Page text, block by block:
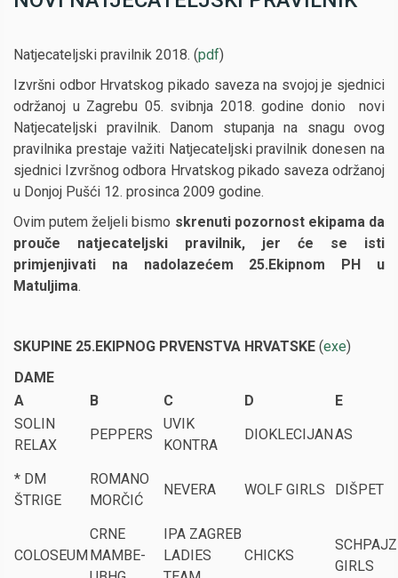
Natjecateljski pravilnik 2018. (pdf)
Izvršni odbor Hrvatskog pikado saveza na svojoj je sjednici
održanoj u Zagrebu 05. svibnja 2018. godine donio novi
Natjecateljski pravilnik. Danom stupanja na snagu ovog
pravilnika prestaje važiti Natjecateljski pravilnik donesen na
sjednici Izvršnog odbora Hrvatskog pikado saveza održanoj
u Donjoj Pušći 12. prosinca 2009 godine.
Ovim putem željeli bismo skrenuti pozornost ekipama da
prouče natjecateljski pravilnik, jer će se isti
primjenjivati na nadolazećem 25.Ekipnom PH u
Matuljima.
SKUPINE 25.EKIPNOG PRVENSTVA HRVATSKE (exe)
DAME
A
B C D
E
SOLIN
RELAX
PEPPERS
UVIK
KONTRA
DIOKLECIJAN AS
* DM
ŠTRIGE
ROMANO
MORČIĆ
NEVERA WOLF GIRLS DIŠPET
COLOSEUM
CRNE
MAMBE-
IPA ZAGREB
LADIES
CHICKS
SCHPAJZ
GIRLS